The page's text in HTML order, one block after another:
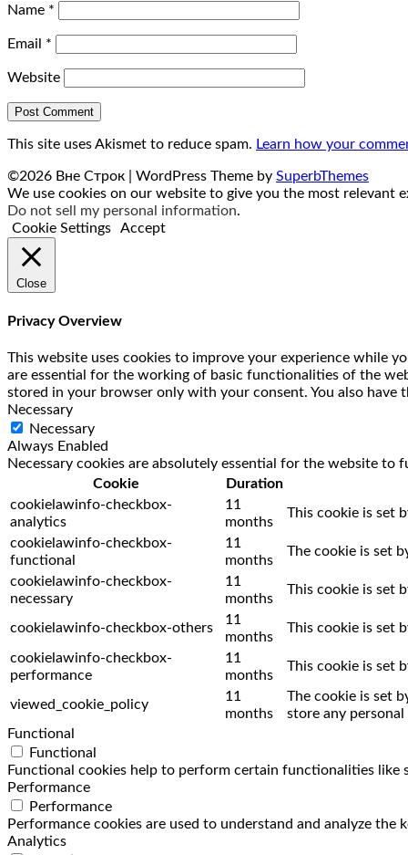
Name *
Email *
Website
This site uses Akismet to reduce spam. Learn how your
©2026 Вне Строк | WordPress Theme by SuperbThemes
We use cookies on our website to give you the most relevant
Do not sell my personal information.
Cookie Settings
Accept
Close
Privacy Overview
This website uses cookies to improve your experience while
are essential for the working of basic functionalities of the
stored in your browser only with your consent. You also
Necessary
Necessary
Always Enabled
Necessary cookies are absolutely essential for the website
Cookie
Duration
cookielawinfo-checkbox-
analytics
11
months
This cookie is set
cookielawinfo-checkbox-
functional
11
months
The cookie is set
cookielawinfo-checkbox-
necessary
11
months
This cookie is set
cookielawinfo-checkbox-others
11
months
This cookie is set
cookielawinfo-checkbox-
performance
11
months
This cookie is set
viewed_cookie_policy
11
months
The cookie is set
store any personal
Functional
Functional
Functional cookies help to perform certain functionalities
Performance
Performance
Performance cookies are used to understand and analyze
Analytics